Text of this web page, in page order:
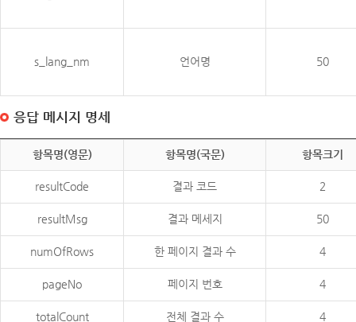
s_lang_nm 언어명 50
응답 메시지 명세
항목명(영문) 항목명(국문) 항목크기
resultCode 결과 코드 2
resultMsg 결과 메세지 50
numOfRows 한 페이지 결과 수 4
pageNo 페이지 번호 4
totalCount 전체 결과 수 4